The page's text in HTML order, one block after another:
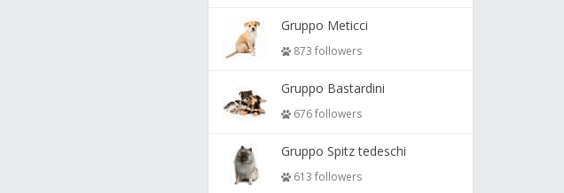
Gruppo Meticci
873 followers
Gruppo Bastardini
676 followers
Gruppo Spitz tedeschi
613 followers